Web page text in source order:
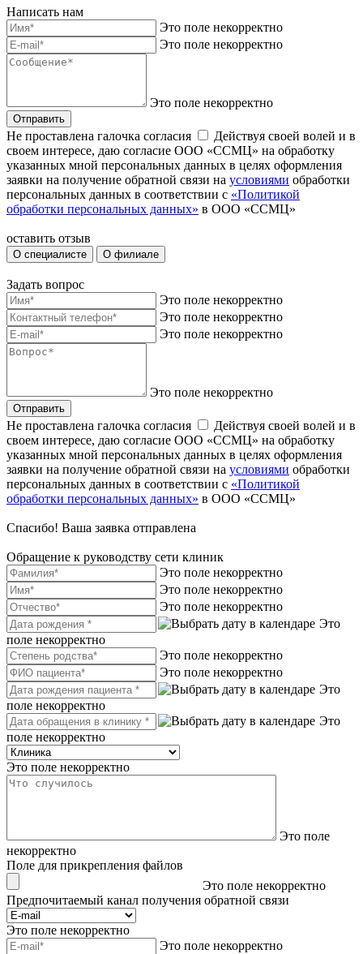
Написать нам
Это поле некорректно
Это поле некорректно
Это поле некорректно
Отправить
Не проставлена галочка согласия
Действуя своей волей и в
своем интересе, даю согласие ООО «ССМЦ» на обработку
указанных мной персональных данных в целях оформления
заявки на получение обратной связи на условиями обработки
персональных данных в соответствии с «Политикой
обработки персональных данных» в ООО «ССМЦ»
оставить отзыв
О специалисте О филиале
Задать вопрос
Это поле некорректно
Это поле некорректно
Это поле некорректно
Это поле некорректно
Отправить
Не проставлена галочка согласия
Действуя своей волей и в
своем интересе, даю согласие ООО «ССМЦ» на обработку
указанных мной персональных данных в целях оформления
заявки на получение обратной связи на условиями обработки
персональных данных в соответствии с «Политикой
обработки персональных данных» в ООО «ССМЦ»
Спасибо! Ваша заявка отправлена
Обращение к руководству сети клиник
Это поле некорректно
Это поле некорректно
Это поле некорректно
Это
поле некорректно
Это поле некорректно
Это поле некорректно
Это
поле некорректно
Это
поле некорректно
Это поле некорректно
Это поле
некорректно
Поле для прикрепления файлов
Это поле некорректно
Предпочитаемый канал получения обратной связи
Это поле некорректно
Это поле некорректно